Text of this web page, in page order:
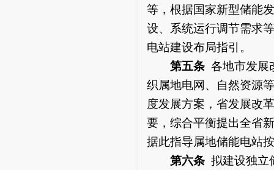
等，根据国家新型储能
设、系统运行调节需求
电站建设布局指引。
第五条 各地市发展
织属地电网、自然资源
度发展方案，省发展改
要，综合平衡提出全省
据此指导属地储能电站
第六条 拟建设独立